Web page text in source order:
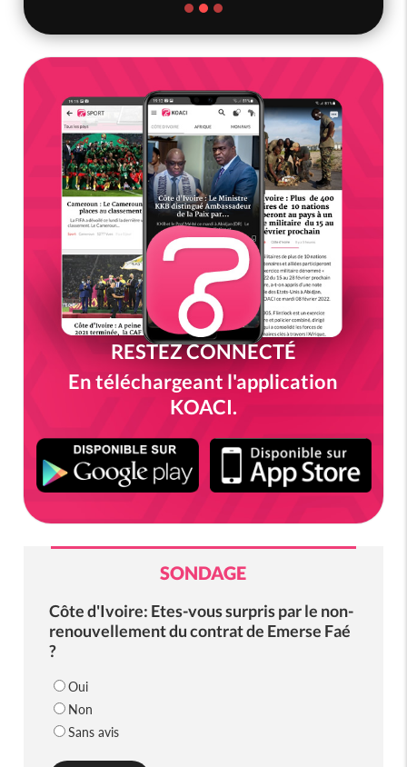
RESTEZ CONNECTÉ
En téléchargeant l'application
KOACI.
SONDAGE
Côte d'Ivoire: Etes-vous surpris par le non-
renouvellement du contrat de Emerse Faé
?
Oui
Non
Sans avis